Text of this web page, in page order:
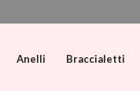
Anelli Braccialetti